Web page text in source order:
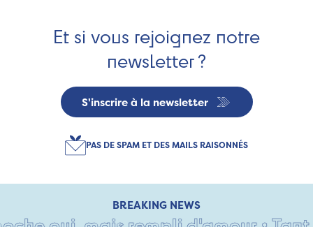
Et si vous rejoignez notre
newsletter ?
S'inscrire à la newsletter
PAS DE SPAM ET DES MAILS RAISONNÉS
BREAKING NEWS